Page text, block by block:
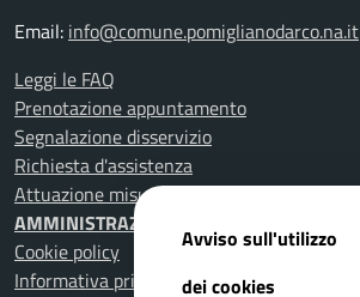
Email: info@comune.pomiglianodarco.na.it
Leggi le FAQ
Prenotazione appuntamento
Segnalazione disservizio
Richiesta d'assistenza
Attuazione misure PNRR
AMMINISTRAZIONE TRASPARENTE
Cookie policy
Informativa privacy
Avviso sull'utilizzo
dei cookies